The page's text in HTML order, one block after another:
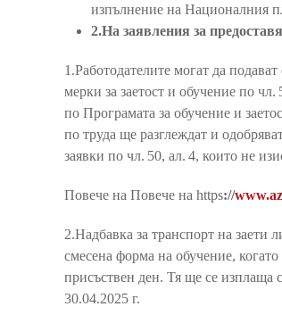
изпълнение на Националния
2.На заявления за
1.Работодателите могат да
мерки за заетост и обучение по
по Програмата за обучение и
по труда ще разглеждат и
заявки по чл. 50, ал. 4, които не
Повече на Повече на https://
2.Надбавка за транспорт на заети
смесена форма на обучение,
присъствен ден. Тя ще се изплаща
30.04.2025 г.